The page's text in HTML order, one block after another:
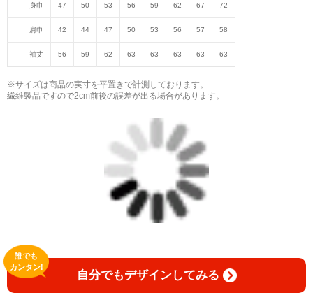
身巾 47 50 53 56 59 62 67 72
肩巾 42 44 47 50 53 56 57 58
袖丈 56 59 62 63 63 63 63 63
※サイズは商品の実寸を平置きで計測しております。
繊維製品ですので2cm前後の誤差が出る場合があります。
自分でもデザインしてみる
誰でも
カンタン!